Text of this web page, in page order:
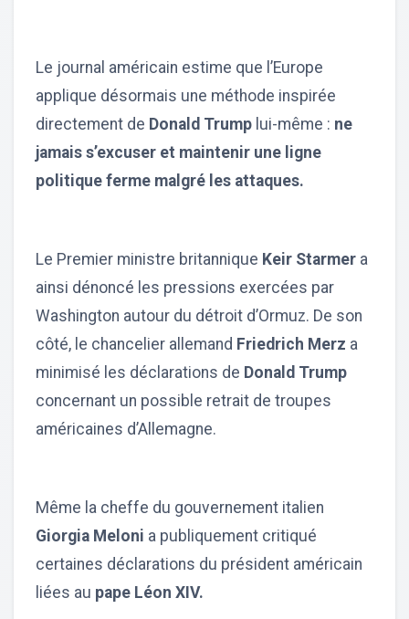
Le journal américain estime que l’Europe
applique désormais une méthode inspirée
directement de Donald Trump lui-même : ne
jamais s’excuser et maintenir une ligne
politique ferme malgré les attaques.
Le Premier ministre britannique Keir Starmer a
ainsi dénoncé les pressions exercées par
Washington autour du détroit d’Ormuz. De son
côté, le chancelier allemand Friedrich Merz a
minimisé les déclarations de Donald Trump
concernant un possible retrait de troupes
américaines d’Allemagne.
Même la cheffe du gouvernement italien
Giorgia Meloni a publiquement critiqué
certaines déclarations du président américain
liées au pape Léon XIV.